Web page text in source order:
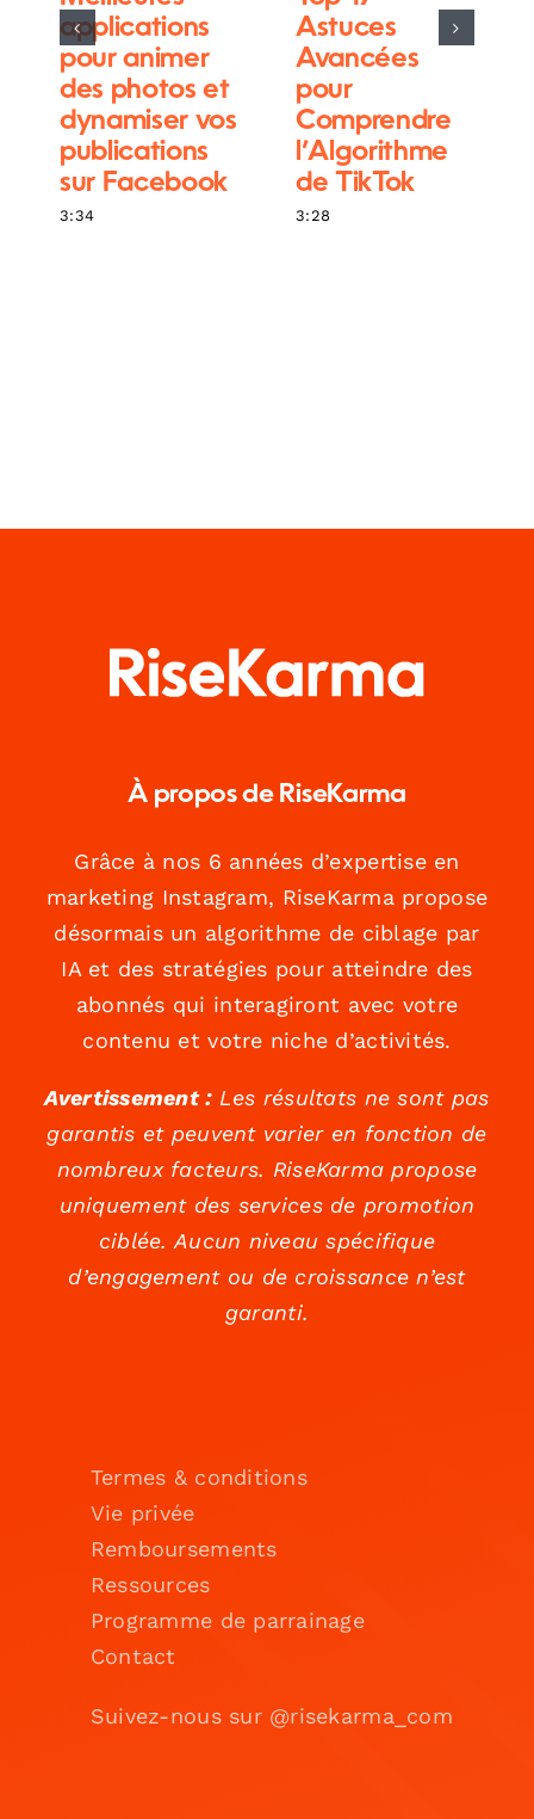
applications
pour animer
des photos et
dynamiser vos
publications
sur Facebook
3:34
Astuces
Avancées
pour
Comprendre
l’Algorithme
de TikTok
3:28
À propos de RiseKarma
Grâce à nos 6 années d’expertise en
marketing Instagram, RiseKarma propose
désormais un algorithme de ciblage par
IA et des stratégies pour atteindre des
abonnés qui interagiront avec votre
contenu et votre niche d’activités.
Avertissement :Les résultats ne sont pas
garantis et peuvent varier en fonction de
nombreux facteurs. RiseKarma propose
uniquement des services de promotion
ciblée. Aucun niveau spécifique
d’engagement ou de croissance n’est
garanti.
Termes & conditions
Vie privée
Remboursements
Ressources
Programme de parrainage
Contact
Suivez-nous sur @risekarma_com